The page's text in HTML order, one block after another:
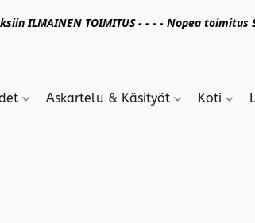
ILMAINEN TOIMITUS - - - - Nopea
Askartelu & Käsityöt Koti